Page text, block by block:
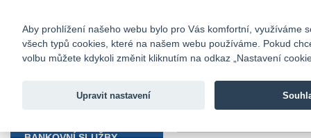
Fio banka
Fio banka
Aby prohlížení našeho webu bylo pro Vás komfortní, využíváme
všech typů cookies, které na našem webu používáme. Pokud
volbu můžete kdykoli změnit kliknutím na odkaz „Nastavení
Upravit nastavení